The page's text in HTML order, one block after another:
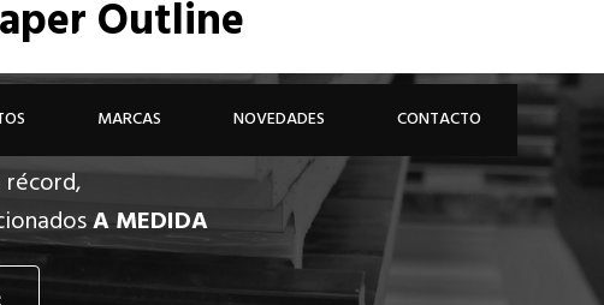
926 81 48 68
MARCAS NOVEDADES CONTACTO
Outline
A MEDIDA